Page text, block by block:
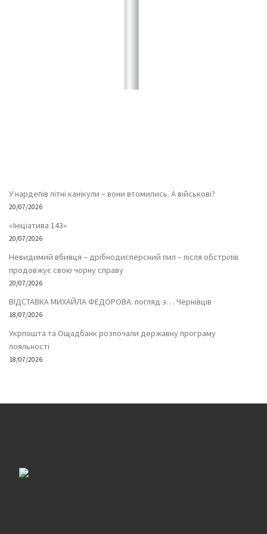
У нардепів літні канікули – вони втомились. А військові?
20/07/2026
«Ініціатива 143»
20/07/2026
Невидимий вбивця – дрібнодисперсний пил – після обстрілів
продовжує свою чорну справу
20/07/2026
ВІДСТАВКА МИХАЙЛА ФЕДОРОВА: погляд з… Чернівців
18/07/2026
Укрпошта та Ощадбанк розпочали державну програму
лояльності
18/07/2026